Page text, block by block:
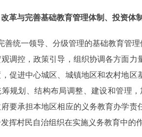
革与完善基础教育管理体制、投资体
统一领导、分级管理的基础教育管理
调控，政策引导，组织协调各方面
促进中心城区、城镇地区和农村地
规划、结构布局调整、建设和管理
府要承担本地区相应的义务教育办学
挥村民自治组织在实施义务教育中